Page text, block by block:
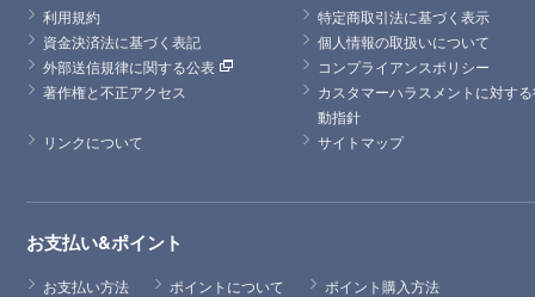
利用規約
特定商取引法に基づく表示
資金決済法に基づく表記
個人情報の取扱いについて
外部送信規律に関する公表
コンプライアンスポリシー
著作権と不正アクセス
カスタマーハラスメントに対す
動指針
リンクについて
サイトマップ
お支払い&ポイント
お支払い方法 ポイントについて ポイント購入方法